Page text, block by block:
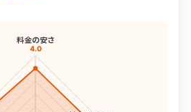
料金の安さ
4.0